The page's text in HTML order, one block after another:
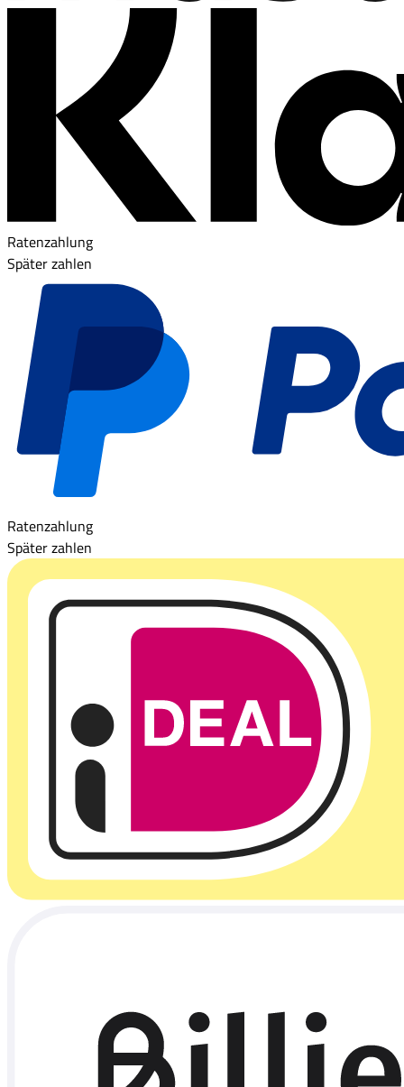
Ratenzahlung
Später zahlen
Ratenzahlung
Später zahlen